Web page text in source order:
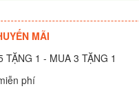
MÃI
TẶNG 1 - MUA 3 TẶNG 1
phí